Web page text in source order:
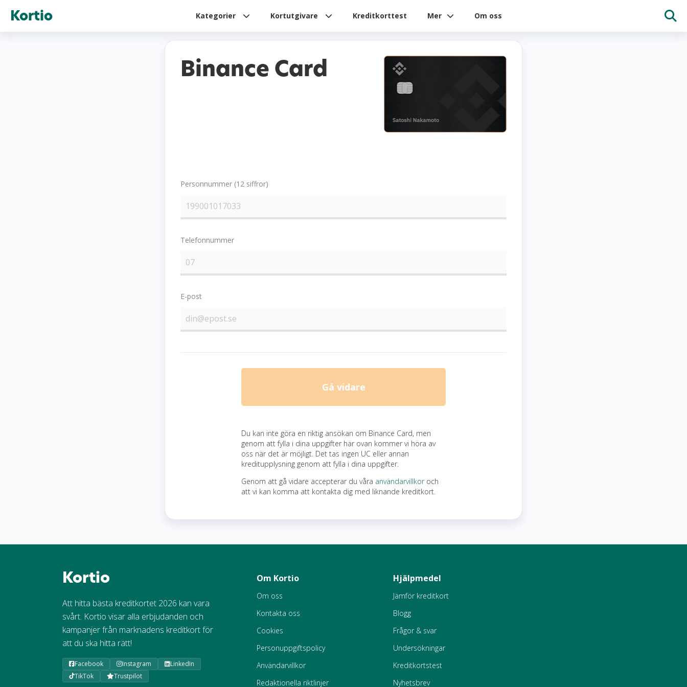
Kortio Kategorier Kortutgivare Kreditkorttest Mer Om oss
Binance Card
Personnummer (12 siffror)
Telefonnummer
E-post
Gå vidare
Du kan inte göra en riktig ansökan om Binance Card, men
genom att fylla i dina uppgifter här ovan kommer vi höra av
oss när det är möjligt. Det tas ingen UC eller annan
kreditupplysning genom att fylla i dina uppgifter.
Genom att gå vidare accepterar du våra användarvillkoroch
att vi kan komma att kontakta dig med liknande kreditkort.
Kortio
Att hitta bästa kreditkortet 2026 kan vara
svårt. Kortio visar alla erbjudanden och
kampanjer från marknadens kreditkort för
att du ska hitta rätt!
Facebook Instagram
LinkedIn
TikTok
Trustpilot
Om Kortio
Om oss
Kontakta oss
Cookies
Personuppgiftspolicy
Användarvillkor
Redaktionella riktlinjer
Hjälpmedel
Jämför kreditkort
Blogg
Frågor & svar
Undersökningar
Kreditkortstest
Nyhetsbrev